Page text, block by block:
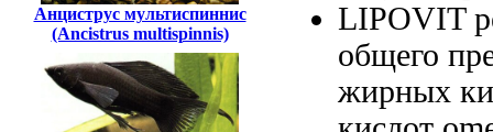
Анциструс мультиспиннис
(Ancistrus multispinnis)
LIPOVIT
общего
жирных